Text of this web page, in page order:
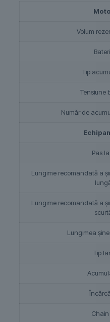
Volum
Tip
Tensiune
Număr de
Pas
Lungime recomandată a
Lungime recomandată a
Lungimea
Tip
Chain